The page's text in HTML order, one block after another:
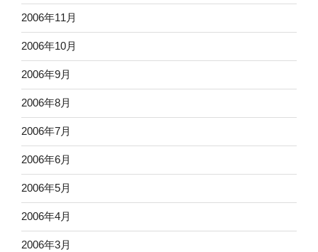
2006年11月
2006年10月
2006年9月
2006年8月
2006年7月
2006年6月
2006年5月
2006年4月
2006年3月